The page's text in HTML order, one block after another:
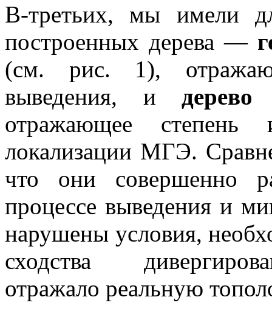
В-третьих, мы имели
построенных дерева —
(см. рис. 1),
выведения, и дерево
отражающее
локализации МГЭ.
что они совершенно
процессе выведения и
нарушены условия,
сходства
отражало реальную